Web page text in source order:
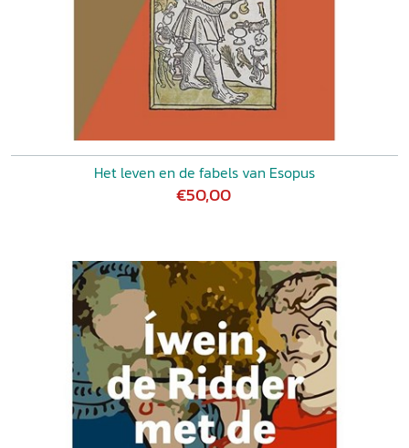
Het leven en de fabels van Esopus
€50,00